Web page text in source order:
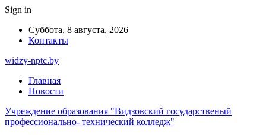
Sign in
Суббота, 8 августа, 2026
Контакты
widzy-nptc.by
Главная
Новости
Учреждение образования "Видзовский государственый
профессионально- технический колледж"